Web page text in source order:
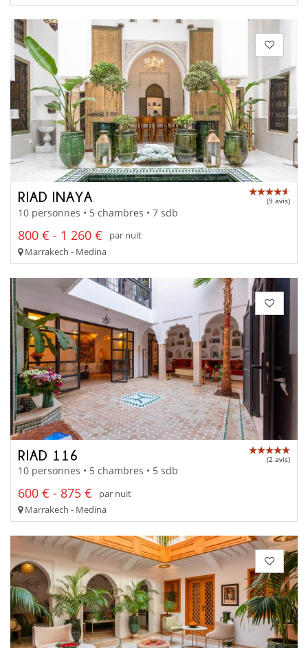
RIAD INAYA (9 avis)
10 personnes • 5 chambres • 7 sdb
800 € - 1 260 €
par nuit
Marrakech - Medina
RIAD 116 (2 avis)
10 personnes • 5 chambres • 5 sdb
600 € - 875 €
par nuit
Marrakech - Medina